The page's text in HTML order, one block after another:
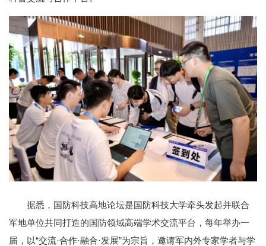
据悉，国防科技高地论坛是国防科技大学牵头发起并联合
军地单位共同打造的国防领域高端学术交流平台，每年举办一
届，以“交流·合作·融合·发展”为宗旨，邀请军内外专家学者与学